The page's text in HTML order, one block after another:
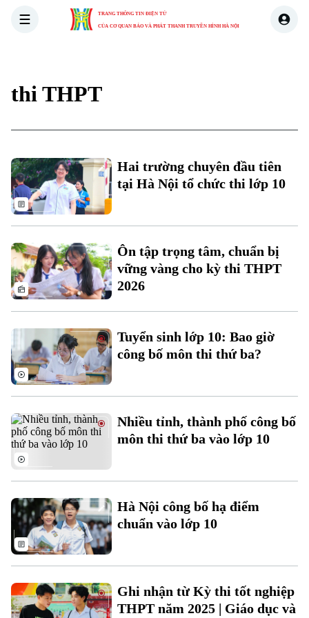
TRANG THÔNG TIN ĐIỆN TỬ
CỦA CƠ QUAN BÁO VÀ PHÁT THANH TRUYỀN HÌNH HÀ NỘI
Xu hướng
Chuyên mục
thi THPT
Hai trường chuyên đầu tiên
tại Hà Nội tổ chức thi lớp 10
Ôn tập trọng tâm, chuẩn bị
vững vàng cho kỳ thi THPT
2026
Tuyển sinh lớp 10: Bao giờ
công bố môn thi thứ ba?
Nhiều tỉnh, thành phố công bố
môn thi thứ ba vào lớp 10
Hà Nội công bố hạ điểm
chuẩn vào lớp 10
Ghi nhận từ Kỳ thi tốt nghiệp
THPT năm 2025 | Giáo dục và